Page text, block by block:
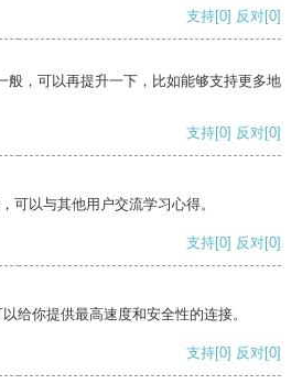
支持[0] 反对[0]
般，可以再提升一下，比如能够支持更多地
支持[0] 反对[0]
可以与其他用户交流学习心得。
支持[0] 反对[0]
给你提供最高速度和安全性的连接。
支持[0] 反对[0]